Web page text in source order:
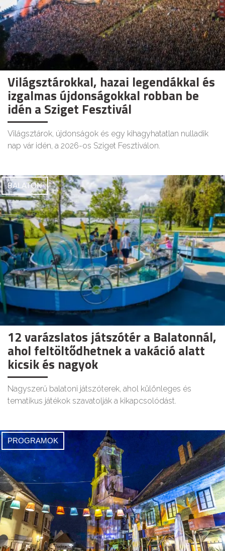
Világsztárokkal, hazai legendákkal és
izgalmas újdonságokkal robban be
idén a Sziget Fesztivál
Világsztárok, újdonságok és egy kihagyhatatlan nulladik
nap vár idén, a 2026-os Sziget Fesztiválon.
BALATON
12 varázslatos játszótér a Balatonnál,
ahol feltöltődhetnek a vakáció alatt
kicsik és nagyok
Nagyszerű balatoni játszóterek, ahol különleges és
tematikus játékok szavatolják a kikapcsolódást.
PROGRAMOK